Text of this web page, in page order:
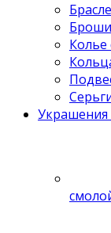
Колье
Украшения